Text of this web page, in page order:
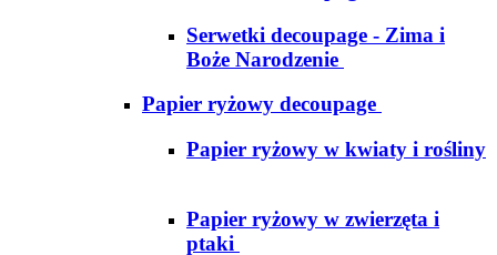
Serwetki decoupage - Zima i
Boże Narodzenie
Papier ryżowy decoupage
Papier ryżowy w kwiaty i rośliny
Papier ryżowy w zwierzęta i
ptaki